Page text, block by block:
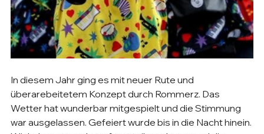
In diesem Jahr ging es mit neuer Rute und
überarebeitetem Konzept durch Rommerz. Das
Wetter hat wunderbar mitgespielt und die Stimmung
war ausgelassen. Gefeiert wurde bis in die Nacht hinein.